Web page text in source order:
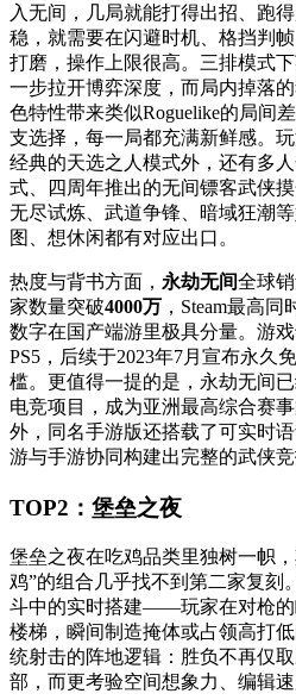
入无间，几局就能打得出招、跑
稳，就需要在闪避时机、格挡判
打磨，操作上限很高。三排模式
一步拉开博弈深度，而局内掉落
色特性带来类似Roguelike的局间
支选择，每一局都充满新鲜感。
经典的天选之人模式外，还有多
式、四周年推出的无间镖客武侠
无尽试炼、武道争锋、暗域狂潮
图、想休闲都有对应出口。
热度与背书方面， 永劫无间全球
家数量突破4000万 ，Steam最高
数字在国产端游里极具分量。游
PS5，后续于2023年7月宣布永久
槛。更值得一提的是，永劫无间
电竞项目，成为亚洲最高综合赛
外，同名手游版还搭载了可实时
游与手游协同构建出完整的武侠竞
TOP2：堡垒之夜
堡垒之夜在吃鸡品类里独树一帜
鸡”的组合几乎找不到第二家复刻
斗中的实时搭建——玩家在对枪的
楼梯，瞬间制造掩体或占领高打
统射击的阵地逻辑：胜负不再仅
部，而更考验空间想象力、编辑